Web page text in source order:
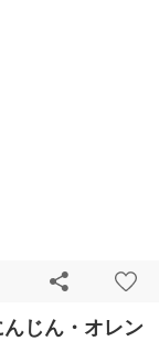
んじん・オレン